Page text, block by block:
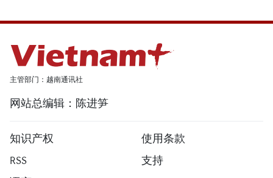
主管部门：越南通讯社
网站总编辑：陈进笋
知识产权
使用条款
RSS
支持